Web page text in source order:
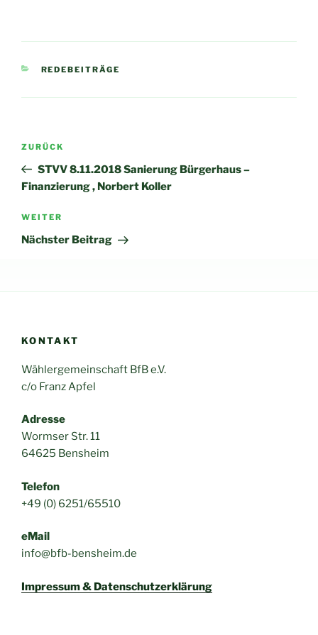
KATEGORIEN
REDEBEITRÄGE
Beitragsnavigation
Vorheriger
Beitrag
ZURÜCK
STVV 8.11.2018 Sanierung Bürgerhaus –
Finanzierung , Norbert Koller
Nächster
Beitrag
WEITER
Nächster Beitrag
KONTAKT
Wählergemeinschaft BfB e.V.
c/o Franz Apfel
Adresse
Wormser Str. 11
64625 Bensheim
Telefon
+49 (0) 6251/65510
eMail
info@bfb-bensheim.de
Impressum & Datenschutzerklärung